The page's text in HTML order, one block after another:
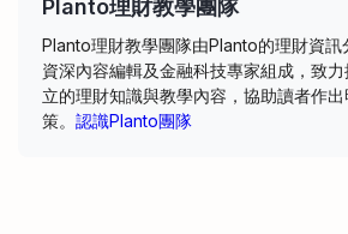
Planto理財教學團隊
Planto理財教學團隊由Planto的理財資訊
資深內容編輯及金融科技專家組成，致
立的理財知識與教學內容，協助讀者作
策。 認識Planto團隊